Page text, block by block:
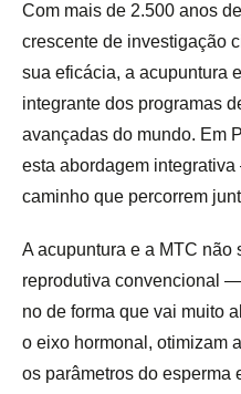
Com mais de 2.500 anos
crescente de investigação
sua eficácia, a acupuntura
integrante dos programas
avançadas do mundo. Em
esta abordagem
caminho que percorrem
A acupuntura e a MTC não
reprodutiva convencional —
no de forma que vai muito
o eixo hormonal, otimizam
os parâmetros do esperma